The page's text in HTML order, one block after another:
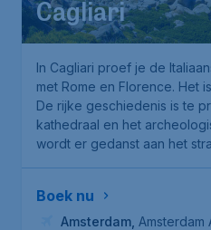
Cagliari
In Cagliari proef je de
met Rome en Florence. Het
De rijke geschiedenis is te
kathedraal en het
wordt er gedanst aan het
Boek nu
Amsterdam Amsterdam